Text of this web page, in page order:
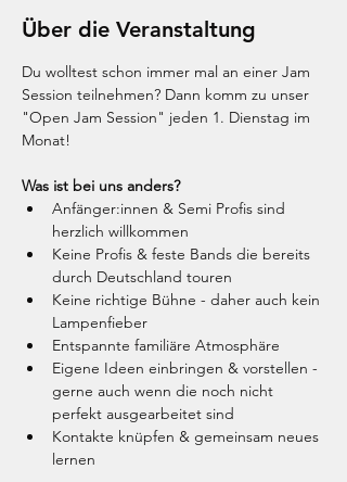
Über die Veranstaltung
Du wolltest schon immer mal an einer Jam
Session teilnehmen? Dann komm zu unser
"Open Jam Session" jeden 1. Dienstag im
Monat!
Was ist bei uns anders?
Anfänger:innen & Semi Profis sind
herzlich willkommen
Keine Profis & feste Bands die bereits
durch Deutschland touren
Keine richtige Bühne - daher auch kein
Lampenfieber
Entspannte familiäre Atmosphäre
Eigene Ideen einbringen & vorstellen -
gerne auch wenn die noch nicht
perfekt ausgearbeitet sind
Kontakte knüpfen & gemeinsam neues
lernen